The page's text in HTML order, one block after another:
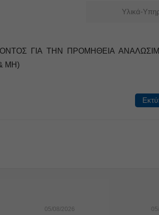
Υλικά-
ΓΙΑ ΤΗΝ ΠΡΟΜΗΘΕΙΑ
ΜΗ)
05/08/2026